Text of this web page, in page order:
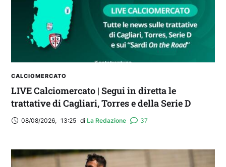
CALCIOMERCATO
LIVE Calciomercato | Segui in diretta le
trattative di Cagliari, Torres e della Serie D
08/08/2026, 13:25 di La Redazione 37